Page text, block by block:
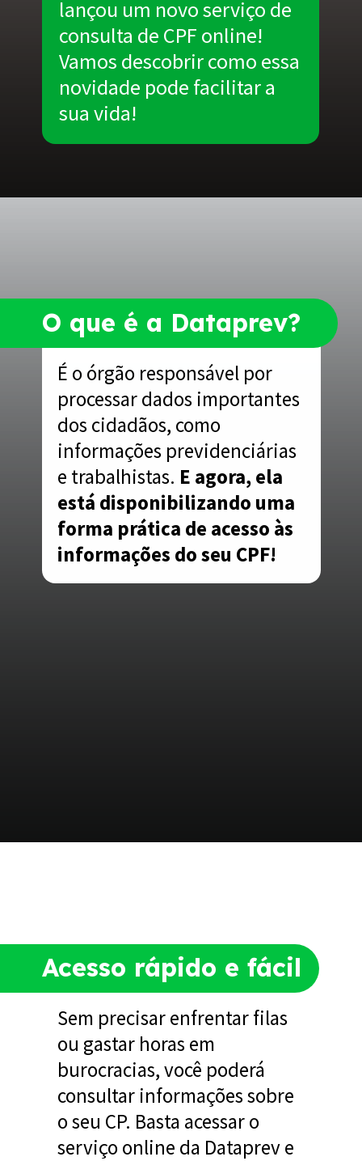
lançou um novo serviço de
consulta de CPF online!
Vamos descobrir como essa
novidade pode facilitar a
sua vida!
É o órgão responsável por
processar dados importantes
dos cidadãos, como
informações previdenciárias
e trabalhistas. E agora, ela
está disponibilizando uma
forma prática de acesso às
informações do seu CPF!
O que é a Dataprev?
Sem precisar enfrentar filas
ou gastar horas em
burocracias, você poderá
consultar informações sobre
o seu CP. Basta acessar o
serviço online da Dataprev e
Acesso rápido e fácil